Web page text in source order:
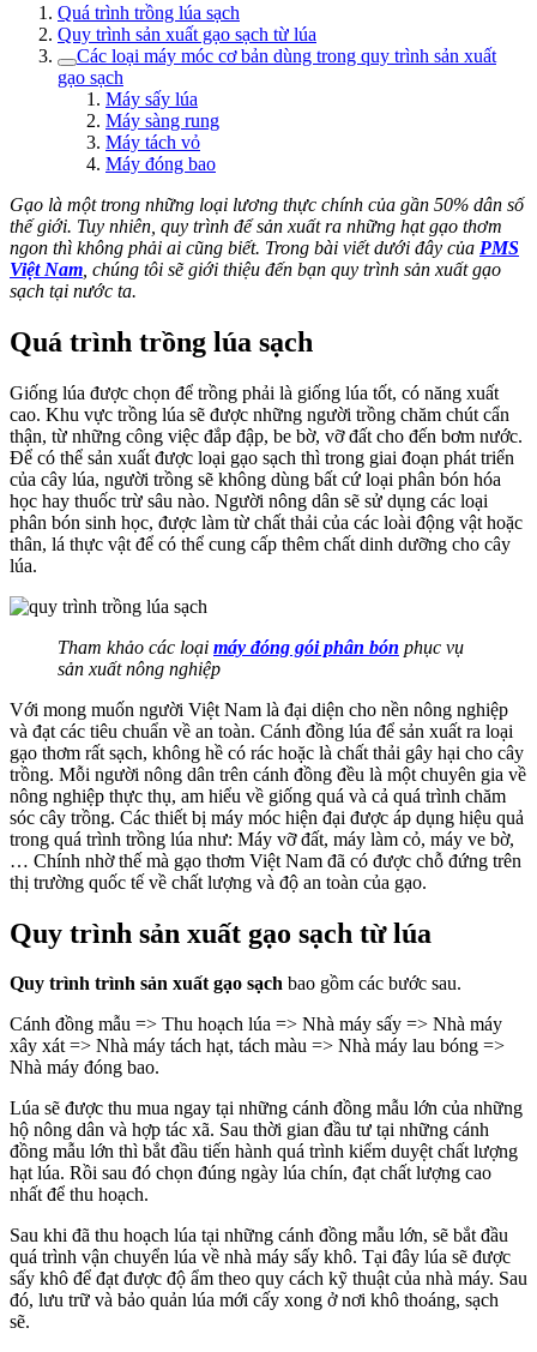
Quá trình trồng lúa sạch
Quy trình sản xuất gạo sạch từ lúa
Các loại máy móc cơ bản dùng trong quy trình sản xuất
gạo sạch
Máy sấy lúa
Máy sàng rung
Máy tách vỏ
Máy đóng bao
Gạo là một trong những loại lương thực chính của gần 50% dân số
thế giới. Tuy nhiên, quy trình để sản xuất ra những hạt gạo thơm
ngon thì không phải ai cũng biết. Trong bài viết dưới đây của PMS
Việt Nam , chúng tôi sẽ giới thiệu đến bạn quy trình sản xuất gạo
sạch tại nước ta.
Quá trình trồng lúa sạch
Giống lúa được chọn để trồng phải là giống lúa tốt, có năng xuất
cao. Khu vực trồng lúa sẽ được những người trồng chăm chút cẩn
thận, từ những công việc đắp đập, be bờ, vỡ đất cho đến bơm nước.
Để có thể sản xuất được loại gạo sạch thì trong giai đoạn phát triển
của cây lúa, người trồng sẽ không dùng bất cứ loại phân bón hóa
học hay thuốc trừ sâu nào. Người nông dân sẽ sử dụng các loại
phân bón sinh học, được làm từ chất thải của các loài động vật hoặc
thân, lá thực vật để có thể cung cấp thêm chất dinh dưỡng cho cây
lúa.
Tham khảo các loại máy đóng gói phân bón phục vụ
sản xuất nông nghiệp
Với mong muốn người Việt Nam là đại diện cho nền nông nghiệp
và đạt các tiêu chuẩn về an toàn. Cánh đồng lúa để sản xuất ra loại
gạo thơm rất sạch, không hề có rác hoặc là chất thải gây hại cho cây
trồng. Mỗi người nông dân trên cánh đồng đều là một chuyên gia về
nông nghiệp thực thụ, am hiểu về giống quá và cả quá trình chăm
sóc cây trồng. Các thiết bị máy móc hiện đại được áp dụng hiệu quả
trong quá trình trồng lúa như: Máy vỡ đất, máy làm cỏ, máy ve bờ,
… Chính nhờ thế mà gạo thơm Việt Nam đã có được chỗ đứng trên
thị trường quốc tế về chất lượng và độ an toàn của gạo.
Quy trình sản xuất gạo sạch từ lúa
Quy trình trình sản xuất gạo sạch bao gồm các bước sau.
Cánh đồng mẫu => Thu hoạch lúa => Nhà máy sấy => Nhà máy
xây xát => Nhà máy tách hạt, tách màu => Nhà máy lau bóng =>
Nhà máy đóng bao.
Lúa sẽ được thu mua ngay tại những cánh đồng mẫu lớn của những
hộ nông dân và hợp tác xã. Sau thời gian đầu tư tại những cánh
đồng mẫu lớn thì bắt đầu tiến hành quá trình kiểm duyệt chất lượng
hạt lúa. Rồi sau đó chọn đúng ngày lúa chín, đạt chất lượng cao
nhất để thu hoạch.
Sau khi đã thu hoạch lúa tại những cánh đồng mẫu lớn, sẽ bắt đầu
quá trình vận chuyển lúa về nhà máy sấy khô. Tại đây lúa sẽ được
sấy khô để đạt được độ ẩm theo quy cách kỹ thuật của nhà máy. Sau
đó, lưu trữ và bảo quản lúa mới cấy xong ở nơi khô thoáng, sạch
sẽ.